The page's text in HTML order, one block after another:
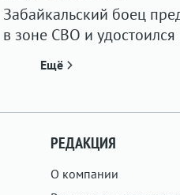
Забайкальский боец
в зоне СВО и
Ещё
РЕДАКЦИЯ
О компании